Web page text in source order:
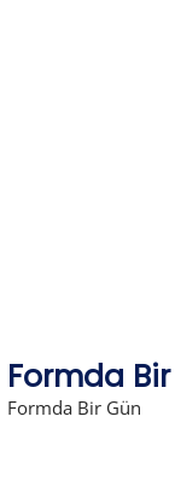
Formda
Formda Bir Gün